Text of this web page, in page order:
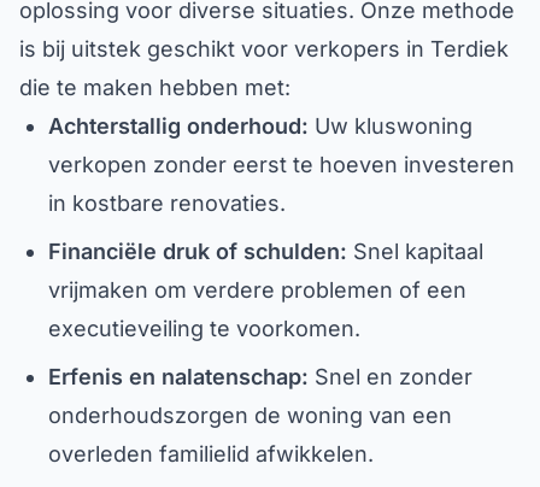
oplossing voor diverse situaties. Onze methode
is bij uitstek geschikt voor verkopers in Terdiek
die te maken hebben met:
Achterstallig onderhoud: Uw kluswoning
verkopen zonder eerst te hoeven investeren
in kostbare renovaties.
Financiële druk of schulden: Snel kapitaal
vrijmaken om verdere problemen of een
executieveiling te voorkomen.
Erfenis en nalatenschap: Snel en zonder
onderhoudszorgen de woning van een
overleden familielid afwikkelen.